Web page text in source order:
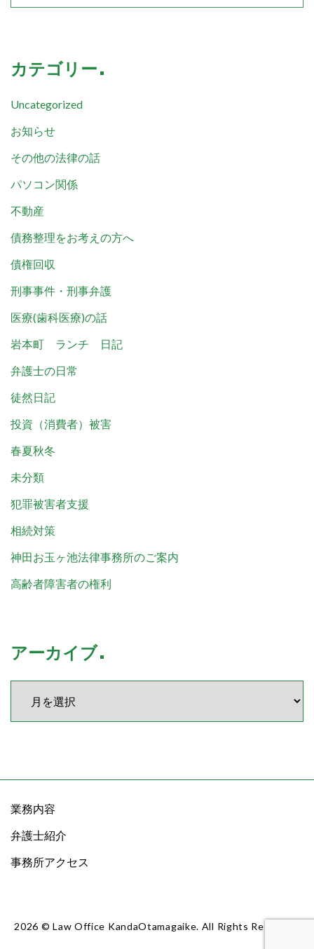
カテゴリー
Uncategorized
お知らせ
その他の法律の話
パソコン関係
不動産
債務整理をお考えの方へ
債権回収
刑事事件・刑事弁護
医療(歯科医療)の話
岩本町 ランチ 日記
弁護士の日常
徒然日記
投資（消費者）被害
春夏秋冬
未分類
犯罪被害者支援
相続対策
神田お玉ヶ池法律事務所のご案内
高齢者障害者の権利
アーカイブ
業務内容
弁護士紹介
事務所アクセス
2026 © Law Office KandaOtamagaike. All Rights Reserved.